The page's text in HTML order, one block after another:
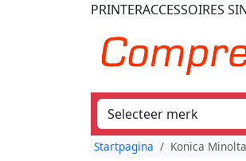
PRINTERACCESSOIRES
Startpagina Konica